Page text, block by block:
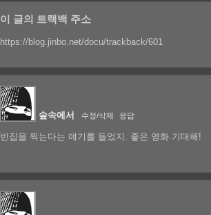
이 글의 트랙백 주소
https://blog.jinbo.net/docu/trackback/601
숲속에서 수정/삭제 응답
빈집을 찍는다는 얘기를 들었지. 좋은 영화 기대해!